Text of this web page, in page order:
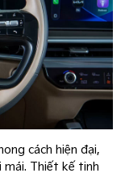
cách hiện đại,
mái. Thiết kế tinh